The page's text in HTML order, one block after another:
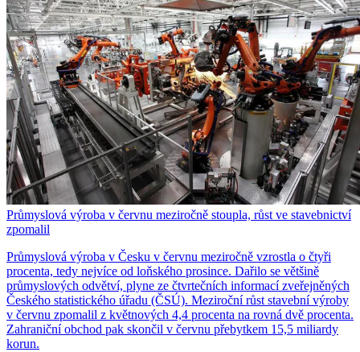
Průmyslová výroba v červnu meziročně stoupla, růst ve stavebnictví
zpomalil
Průmyslová výroba v Česku v červnu meziročně vzrostla o čtyři
procenta, tedy nejvíce od loňského prosince. Dařilo se většině
průmyslových odvětví, plyne ze čtvrtečních informací zveřejněných
Českého statistického úřadu (ČSÚ). Meziroční růst stavební výroby
v červnu zpomalil z květnových 4,4 procenta na rovná dvě procenta.
Zahraniční obchod pak skončil v červnu přebytkem 15,5 miliardy
korun.